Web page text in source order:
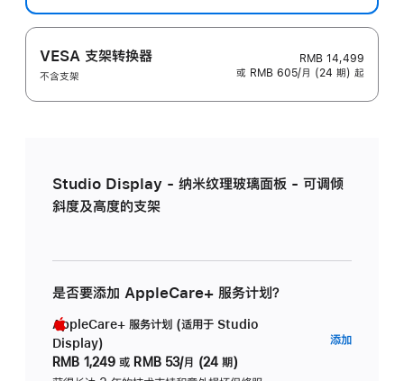
VESA 支架转换器
不含支架
RMB 14,499
或 RMB 605/月 (24 期) 起
Studio Display - 纳米纹理玻璃面板 - 可调倾
斜度及高度的支架
是否要添加 AppleCare+ 服务计划？
AppleCare+ 服务计划 (适用于 Studio
Display)
RMB 1,249 或 RMB 53/月 (24 期)
添加